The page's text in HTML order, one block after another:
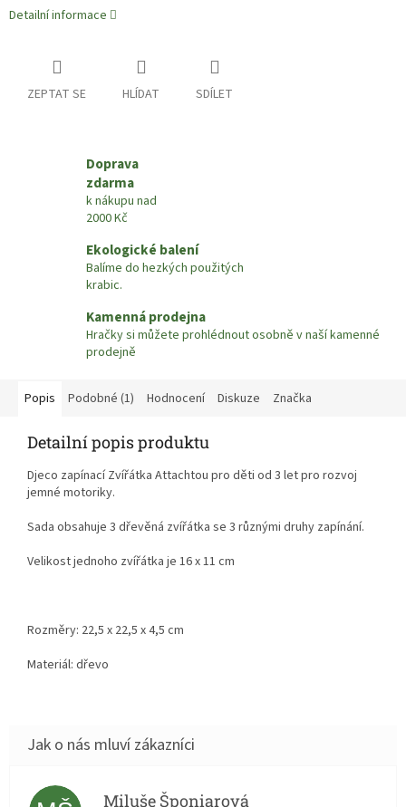
Detailní informace
ZEPTAT SE HLÍDAT SDÍLET
Doprava
zdarma
k nákupu nad
2000 Kč
Ekologické balení
Balíme do hezkých použitých
krabic.
Kamenná prodejna
Hračky si můžete prohlédnout osobně v naší kamenné
prodejně
Popis Podobné (1) Hodnocení Diskuze Značka
Detailní popis produktu
Djeco zapínací Zvířátka Attachtou pro děti od 3 let pro rozvoj
jemné motoriky.
Sada obsahuje 3 dřevěná zvířátka se 3 různými druhy zapínání.
Velikost jednoho zvířátka je 16 x 11 cm
Rozměry: 22,5 x 22,5 x 4,5 cm
Materiál: dřevo
Miluše Šponiarová